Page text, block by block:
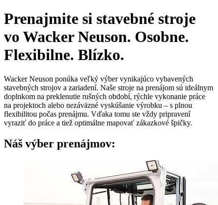
Prenajmite si stavebné stroje
vo Wacker Neuson. Osobne.
Flexibilne. Blízko.
Wacker Neuson ponúka veľký výber vynikajúco vybavených
stavebných strojov a zariadení. Naše stroje na prenájom sú ideálnym
doplnkom na preklenutie rušných období, rýchle vykonanie práce
na projektoch alebo nezáväzné vyskúšanie výrobku – s plnou
flexibilitou počas prenájmu. Vďaka tomu ste vždy pripravení
vyraziť do práce a tiež optimálne mapovať zákazkové špičky.
Náš výber prenájmov: